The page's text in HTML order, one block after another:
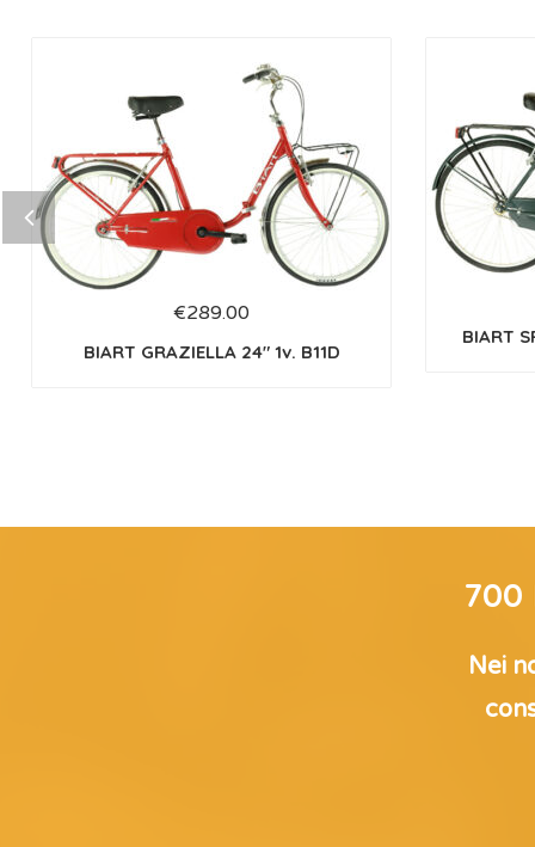
€289.00
BIART GRAZIELLA 24″ 1v. B11D
BIART
700
Nei